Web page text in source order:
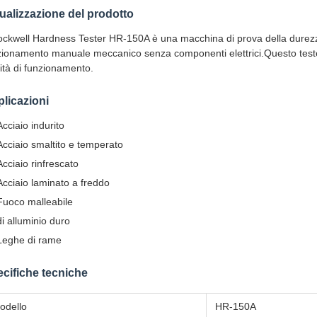
del prodotto
Hardness Tester HR-150A è una macchina di prova della
manuale meccanico senza componenti elettrici.Questo
di funzionamento.
indurito
smaltito e temperato
rinfrescato
laminato a freddo
malleabile
alluminio duro
di rame
tecniche
HR-150A